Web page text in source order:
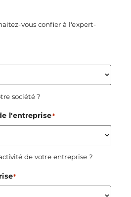
vous confier à l'expert-
société ?
l'entreprise*
de votre entreprise ?
*